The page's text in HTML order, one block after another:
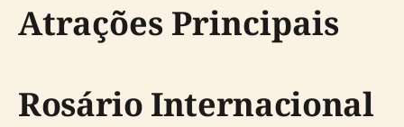
Atrações Principais
Rosário Internacional